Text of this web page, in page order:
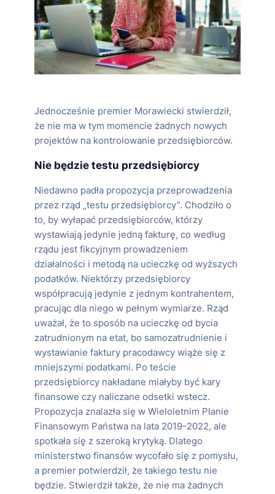
Jednocześnie premier Morawiecki stwierdził,
że nie ma w tym momencie żadnych nowych
projektów na kontrolowanie przedsiębiorców.
Nie będzie testu przedsiębiorcy
Niedawno padła propozycja przeprowadzenia
przez rząd „testu przedsiębiorcy”. Chodziło o
to, by wyłapać przedsiębiorców, którzy
wystawiają jedynie jedną fakturę, co według
rządu jest fikcyjnym prowadzeniem
działalności i metodą na ucieczkę od wyższych
podatków. Niektórzy przedsiębiorcy
współpracują jedynie z jednym kontrahentem,
pracując dla niego w pełnym wymiarze. Rząd
uważał, że to sposób na ucieczkę od bycia
zatrudnionym na etat, bo samozatrudnienie i
wystawianie faktury pracodawcy wiąże się z
mniejszymi podatkami. Po teście
przedsiębiorcy nakładane miałyby być kary
finansowe czy naliczane odsetki wstecz.
Propozycja znalazła się w Wieloletnim Planie
Finansowym Państwa na lata 2019-2022, ale
spotkała się z szeroką krytyką. Dlatego
ministerstwo finansów wycofało się z pomysłu,
a premier potwierdził, że takiego testu nie
będzie. Stwierdził także, że nie ma żadnych